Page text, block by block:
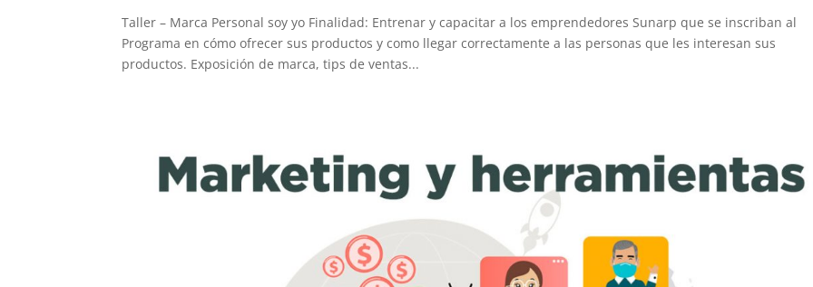
Taller – Marca Personal soy yo Finalidad: Entrenar y capacitar a los emprendedores Sunarp que se inscriban al
Programa en cómo ofrecer sus productos y como llegar correctamente a las personas que les interesan sus
productos. Exposición de marca, tips de ventas...